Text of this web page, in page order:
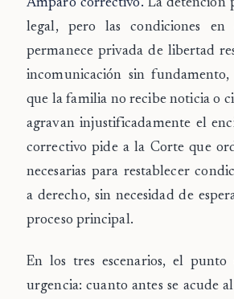
Amparo correctivo. La detención
legal, pero las condiciones en
permanece privada de libertad
incomunicación sin
que la familia no recibe noticia o
agravan injustificadamente el
correctivo pide a la Corte que
necesarias para restablecer
a derecho, sin necesidad de
proceso principal.
En los tres escenarios, el
urgencia: cuanto antes se acude